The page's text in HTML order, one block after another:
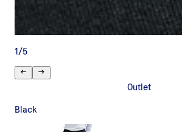
1 /5
Outlet
Black